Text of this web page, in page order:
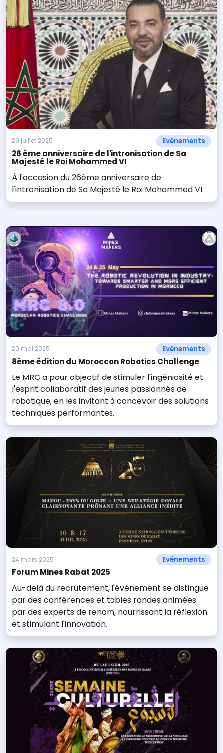
29 juillet 2025 Evénements
26 ème anniversaire de l'intronisation de Sa
Majesté le Roi Mohammed VI
À l'occasion du 26ème anniversaire de
l'intronisation de Sa Majesté le Roi Mohammed VI.
20 mai 2025 Evénements
8ème édition du Moroccan Robotics Challenge
Le MRC a pour objectif de stimuler l'ingéniosité et
l'esprit collaboratif des jeunes passionnés de
robotique, en les invitant à concevoir des solutions
techniques performantes.
24 mars 2025 Evénements
Forum Mines Rabat 2025
Au-delà du recrutement, l'événement se distingue
par des conférences et tables rondes animées
par des experts de renom, nourrissant la réflexion
et stimulant l'innovation.